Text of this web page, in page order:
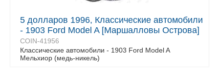
5 долларов 1996, Классические автомобили
- 1903 Ford Model A [Маршалловы Острова]
COIN-41956
Классические автомобили - 1903 Ford Model A
Мельхиор (медь-никель)